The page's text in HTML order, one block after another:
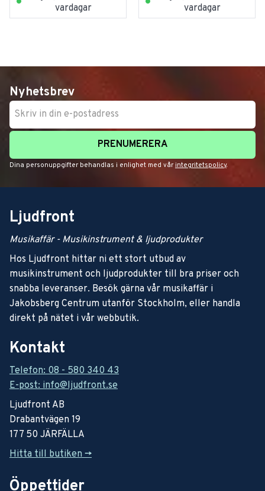
vardagar
vardagar
Nyhetsbrev
PRENUMERERA
Dina personuppgifter behandlas i enlighet med vår integritetspolicy.
Ljudfront
Musikaffär - Musikinstrument & ljudprodukter
Hos Ljudfront hittar ni ett stort utbud av
musikinstrument och ljudprodukter till bra priser och
snabba leveranser. Besök gärna vår musikaffär i
Jakobsberg Centrum utanför Stockholm, eller handla
direkt på nätet i vår webbutik.
Kontakt
Telefon: 08 - 580 340 43
E-post: info@ljudfront.se
Ljudfront AB
Drabantvägen 19
177 50 JÄRFÄLLA
Hitta till butiken ->
Öppettider